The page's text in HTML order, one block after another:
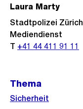
Laura Marty
Stadtpolizei Zürich
Mediendienst
T +41 44 411 91 11
Thema
Sicherheit